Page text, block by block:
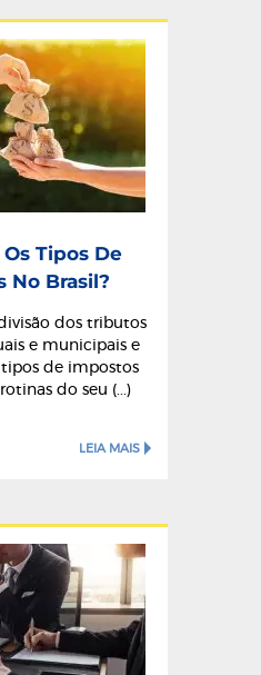
Tipos De
No Brasil?
dos tributos
e municipais e
de impostos
do seu (...)
LEIA MAIS